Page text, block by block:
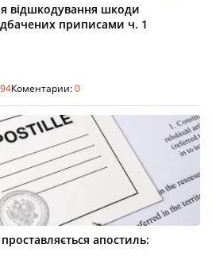
відшкодування шкоди
приписами ч. 1
94Коментарии:0
апостиль: